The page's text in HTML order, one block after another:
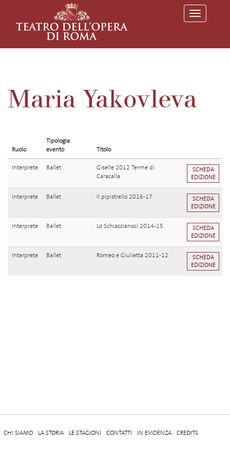
T
o
l
a
Maria Yakovleva
Ruolo
Tipologia
evento
Titolo
Interprete Ballet
Giselle 2012 Terme di
Caracalla
SCHEDA
EDIZIONE
Interprete Ballet Il pipistrello 2016-17
SCHEDA
EDIZIONE
Interprete Ballet Lo Schiaccianoci 2014-15
SCHEDA
EDIZIONE
Interprete Ballet Romeo e Giulietta 2011-12
SCHEDA
EDIZIONE
CHI SIAMO LA STORIA LE STAGIONI CONTATTI IN EVIDENZA CREDITS